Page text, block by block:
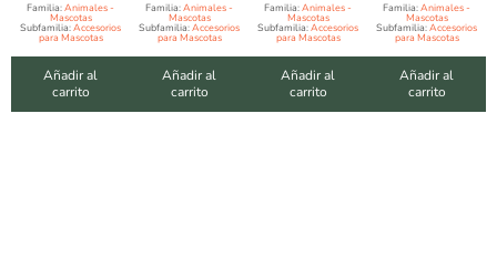
Familia:Animales -
Mascotas
Subfamilia:Accesorios
para Mascotas
Añadir al
carrito
Familia:Animales -
Mascotas
Subfamilia:Accesorios
para Mascotas
Añadir al
carrito
Familia:Animales -
Mascotas
Subfamilia:Accesorios
para Mascotas
Añadir al
carrito
Familia:Animales -
Mascotas
Subfamilia:Accesorios
para Mascotas
Añadir al
carrito